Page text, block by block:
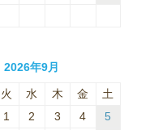
2026年9月
火 水 木 金
土
1
2 3 4 5